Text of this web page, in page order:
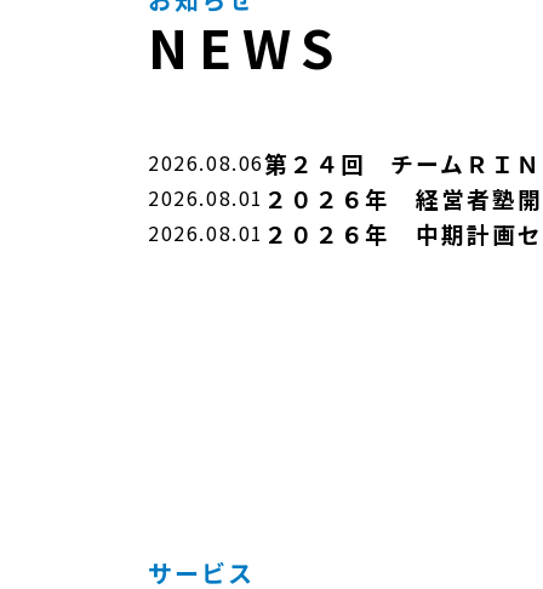
NEWS
2026.08.06第２４回 チームＲＩ
2026.08.01 ２０２６年 経営者塾
2026.08.01 ２０２６年 中期計画
サービス